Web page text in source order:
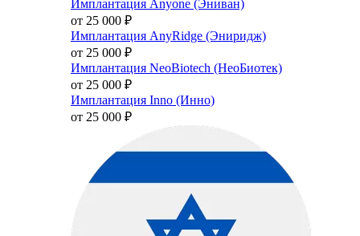
Имплантация Anyone (Эниван)
от 25 000 ₽
Имплантация AnyRidge (Эниридж)
от 25 000 ₽
Имплантация NeoBiotech (НеоБиотек)
от 25 000 ₽
Имплантация Inno (Инно)
от 25 000 ₽